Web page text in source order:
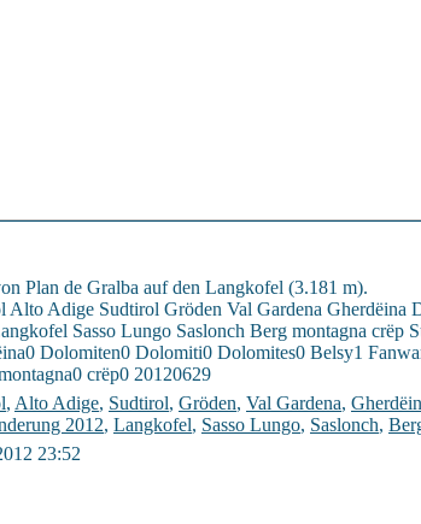
Plan de Gralba auf den Langkofel (3.181 m).
Alto Adige Sudtirol Gröden Val Gardena
Sasso Lungo Saslonch Berg montagna
Dolomiten0 Dolomiti0 Dolomites0 Belsy1
crëp0 20120629
, Alto Adige, Sudtirol, Gröden, Val Gardena,
2012, Langkofel, Sasso Lungo, Saslonch,
23:52